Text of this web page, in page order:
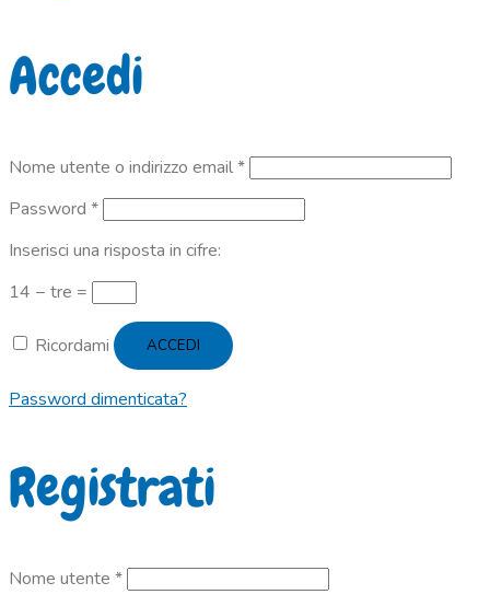
Accedi
Nome utente o indirizzo email*Richiesto
Password *Richiesto
Inserisci una risposta in cifre:
14 − tre =
Ricordami ACCEDI
Password dimenticata?
Registrati
Nome utente *Richiesto